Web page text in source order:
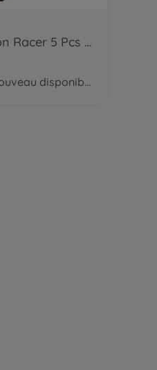
Majo SL Neon Racer 5 Pcs Giftpack
bientôtà nouveau disponible